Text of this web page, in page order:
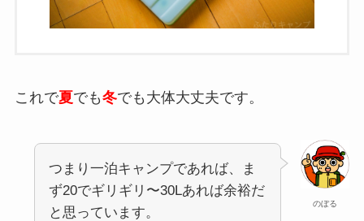
これで夏でも冬でも大体大丈夫です。
のぼる
つまり一泊キャンプであれば、ま
ず20でギリギリ〜30Lあれば余裕だ
と思っています。